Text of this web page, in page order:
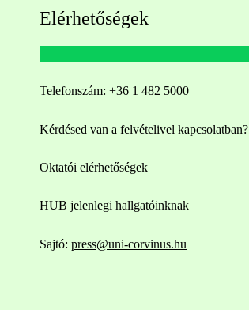
Elérhetőségek
Telefonszám: +36 1 482 5000
Kérdésed van a felvételivel kapcsolatban?
Oktatói elérhetőségek
HUB jelenlegi hallgatóinknak
Sajtó: press@uni-corvinus.hu